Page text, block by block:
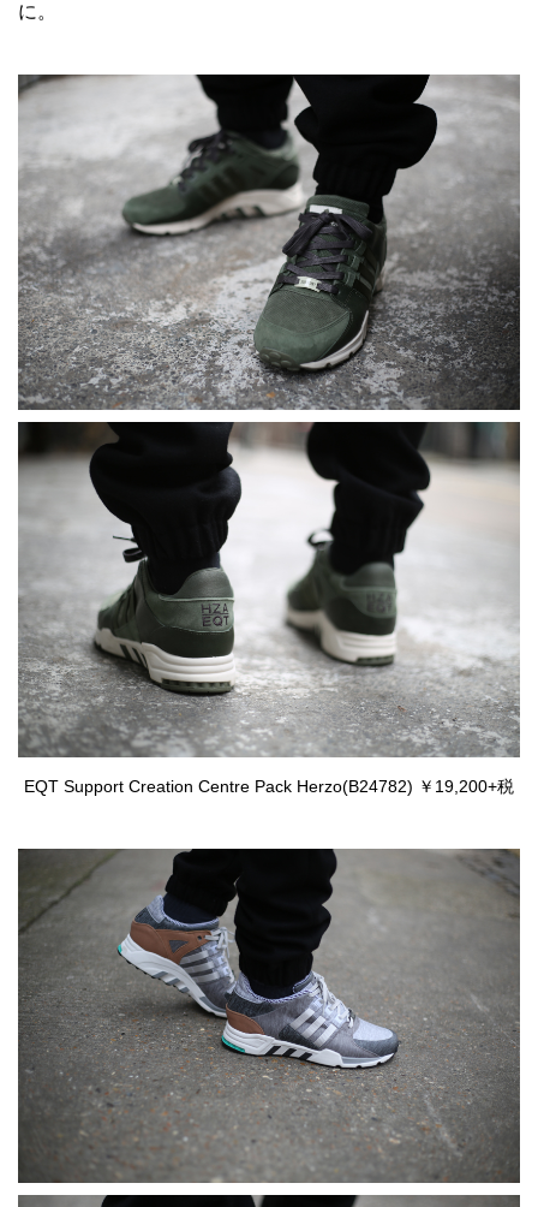
に。
EQT Support Creation Centre Pack Herzo(B24782) ￥19,200+税